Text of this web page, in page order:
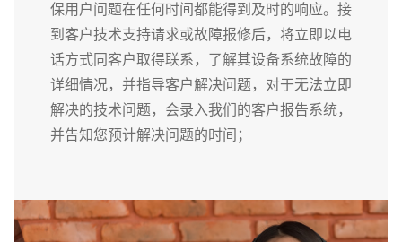
保用户问题在任何时间都能得到及时的响应。接
到客户技术支持请求或故障报修后，将立即以电
话方式同客户取得联系，了解其设备系统故障的
详细情况，并指导客户解决问题，对于无法立即
解决的技术问题，会录入我们的客户报告系统，
并告知您预计解决问题的时间；